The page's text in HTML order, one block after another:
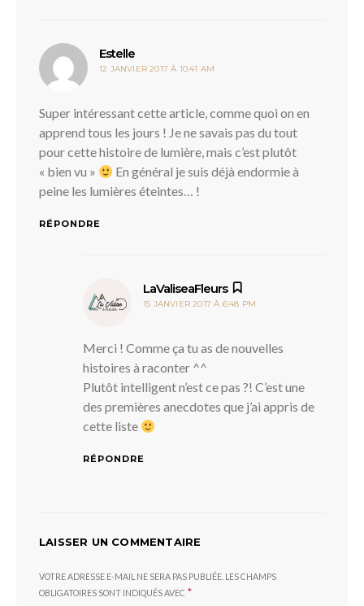
Estelle
12 JANVIER 2017 À 10:41 AM
Super intéressant cette article, comme quoi on en
apprend tous les jours ! Je ne savais pas du tout
pour cette histoire de lumière, mais c’est plutôt
« bien vu »
En général je suis déjà endormie à
peine les lumières éteintes… !
RÉPONDRE
LaValiseaFleurs dit :
15 JANVIER 2017 À 6:48 PM
Merci ! Comme ça tu as de nouvelles
histoires à raconter ^^
Plutôt intelligent n’est ce pas ?! C’est une
des premières anecdotes que j’ai appris de
cette liste
RÉPONDRE
LAISSER UN COMMENTAIRE
VOTRE ADRESSE E-MAIL NE SERA PAS PUBLIÉE. LES CHAMPS
OBLIGATOIRES SONT INDIQUÉS AVEC *